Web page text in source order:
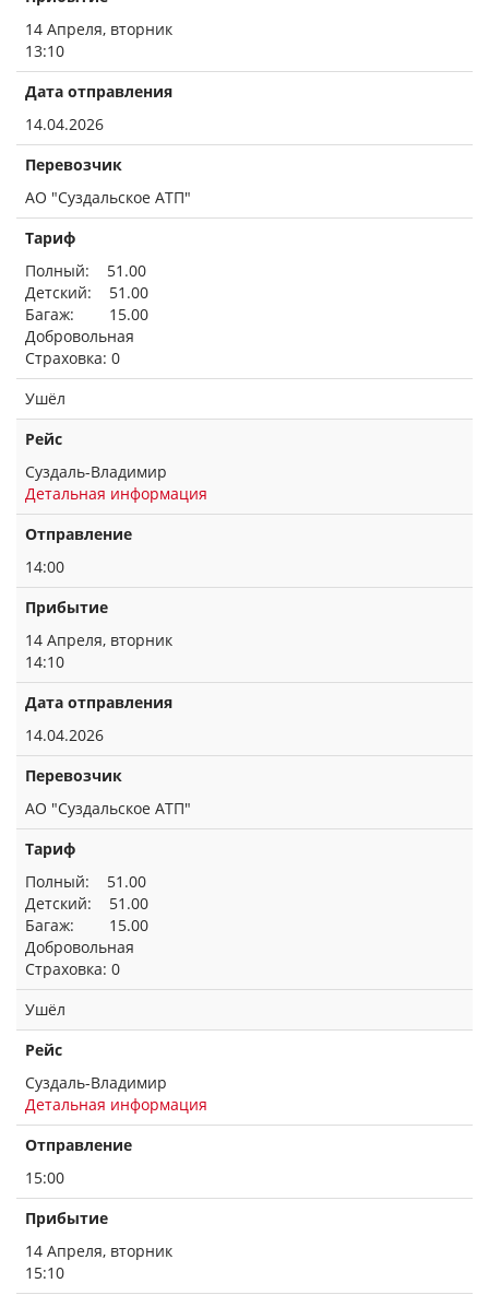
14 Апреля, вторник
13:10
Дата отправления
14.04.2026
Перевозчик
АО "Суздальское АТП"
Тариф
Полный: 51.00
Детский: 51.00
Багаж: 15.00
Добровольная
Страховка: 0
Ушёл
Рейс
Суздаль-Владимир
Детальная информация
Отправление
14:00
Прибытие
14 Апреля, вторник
14:10
Дата отправления
14.04.2026
Перевозчик
АО "Суздальское АТП"
Тариф
Полный: 51.00
Детский: 51.00
Багаж: 15.00
Добровольная
Страховка: 0
Ушёл
Рейс
Суздаль-Владимир
Детальная информация
Отправление
15:00
Прибытие
14 Апреля, вторник
15:10